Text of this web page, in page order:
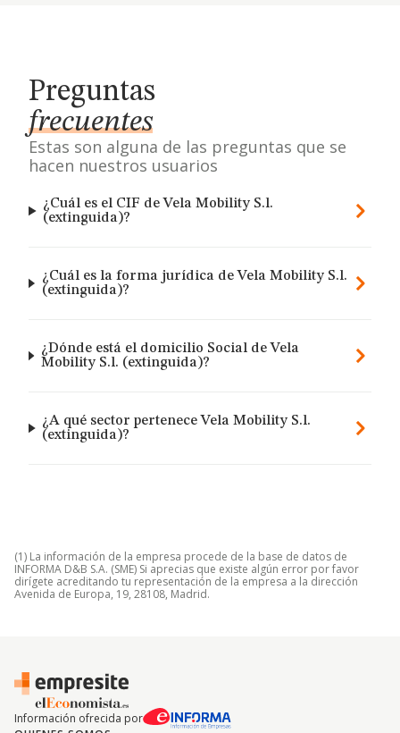
Preguntas
frecuentes
Estas son alguna de las preguntas que se
hacen nuestros usuarios
¿Cuál es el CIF de Vela Mobility S.l.
(extinguida)?
¿Cuál es la forma jurídica de Vela Mobility S.l.
(extinguida)?
¿Dónde está el domicilio Social de Vela
Mobility S.l. (extinguida)?
¿A qué sector pertenece Vela Mobility S.l.
(extinguida)?
(1) La información de la empresa procede de la base de datos de
INFORMA D&B S.A. (SME) Si aprecias que existe algún error por favor
dirígete acreditando tu representación de la empresa a la dirección
Avenida de Europa, 19, 28108, Madrid.
Información ofrecida por